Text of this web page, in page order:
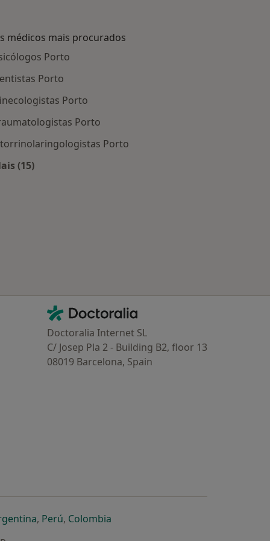
médicos mais procurados
Porto
Porto
Porto
Porto
Porto
(15)
Contacto
Doctoralia - Homepage
Doctoralia Internet SL
C/ Josep Pla 2 - Building B2, floor 13
08019 Barcelona, Spain
separador
num novo separador
abre num novo separador
, Perúabre num novo separador
, Colombiaabre num novo separador